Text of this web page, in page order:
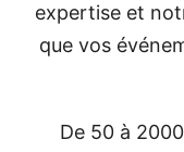
expertise et
que vos
De 50 à